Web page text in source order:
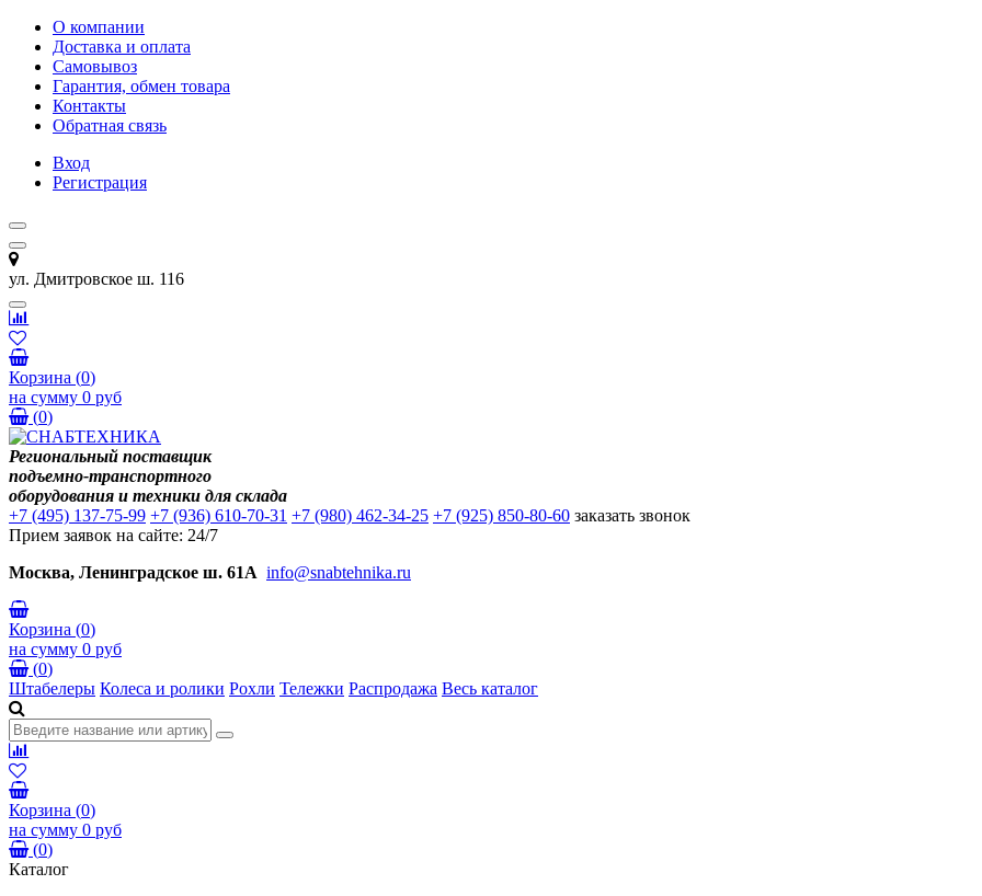
О компании
Доставка и оплата
Самовывоз
Гарантия, обмен товара
Контакты
Обратная связь
Вход
Регистрация
ул. Дмитровское ш. 116
Корзина (0)
на сумму 0 руб
(0)
Региональный поставщик
подъемно-транспортного
оборудования и техники для склада
+7 (495) 137-75-99 +7 (936) 610-70-31 +7 (980) 462-34-25 +7 (925) 850-80-60 заказать звонок
Прием заявок на сайте: 24/7
Москва, Ленинградское ш. 61А info@snabtehnika.ru
Корзина (0)
на сумму 0 руб
(0)
Штабелеры Колеса и ролики Рохли Тележки Распродажа Весь каталог
Корзина (0)
на сумму 0 руб
(0)
Каталог